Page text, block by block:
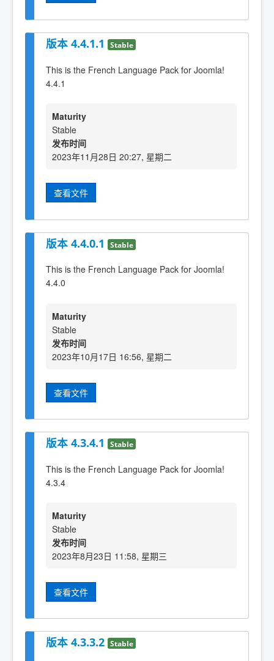
版本 4.4.1.1 Stable
This is the French Language Pack for Joomla!
4.4.1
Maturity
Stable
发布时间
2023年11月28日 20:27, 星期二
查看文件
版本 4.4.0.1 Stable
This is the French Language Pack for Joomla!
4.4.0
Maturity
Stable
发布时间
2023年10月17日 16:56, 星期二
查看文件
版本 4.3.4.1 Stable
This is the French Language Pack for Joomla!
4.3.4
Maturity
Stable
发布时间
2023年8月23日 11:58, 星期三
查看文件
版本 4.3.3.2 Stable